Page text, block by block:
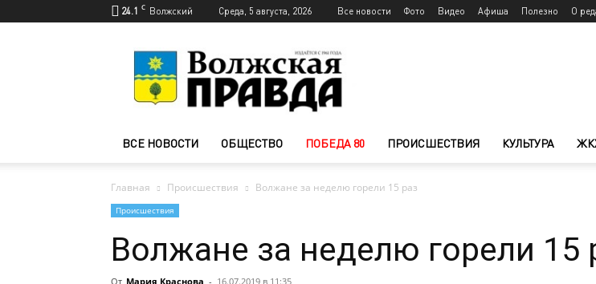
24.1 C Волжский Среда, 5 августа, 2026 Все новости Фото Видео Афиша Полезно О
Волжского
—
Волжская
ВСЕ НОВОСТИ ОБЩЕСТВО ПОБЕДА 80 ПРОИСШЕСТВИЯ КУЛЬТУРА
Главная Происшествия Волжане за неделю горели 15 раз
Происшествия
Волжане за неделю горели 15
От Мария Краснова - 16.07.2019 в 11:35